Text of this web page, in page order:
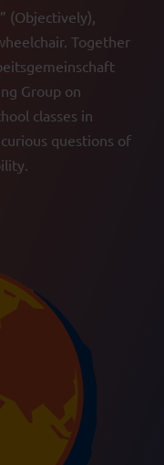
(Objectively),
Together
Group on
classes in
questions of